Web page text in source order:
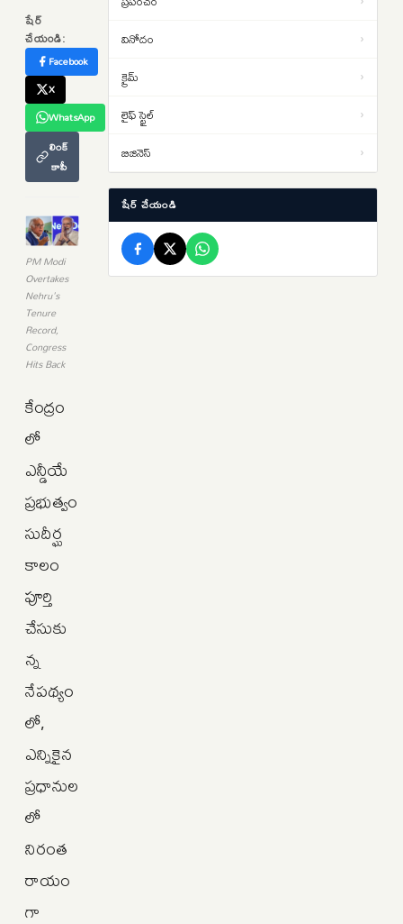
షేర్
చేయండి:
Facebook
X
WhatsApp
లింక్
కాపీ
PM Modi
Overtakes
Nehru's
Tenure
Record,
Congress
Hits Back
కేంద్రం
లో
ఎన్డీయే
ప్రభుత్వం
సుదీర్ఘ
కాలం
పూర్తి
చేసుకు
న్న
నేపథ్యం
లో,
ఎన్నికైన
ప్రధానుల
లో
నిరంత
రాయం
గా
‘సుప్రీం’ నో
12:45తెహెల్కా పత్రిక మాజీ సంపాదకుడికి
10ఏళ్ల కఠిన కారాగార శిక్ష… బాంబే
హైకోర్టు తీర్పు
వినోదం ›
క్రైమ్ ›
లైఫ్ స్టైల్ ›
బిజినెస్ ›
షేర్ చేయండి